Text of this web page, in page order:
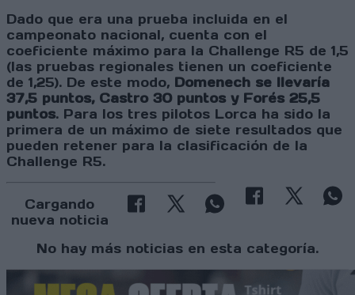
Dado que era una prueba incluida en el
campeonato nacional, cuenta con el
coeficiente máximo para la Challenge R5 de 1,5
(las pruebas regionales tienen un coeficiente
de 1,25). De este modo, Domenech se llevaría
37,5 puntos, Castro 30 puntos y Forés 25,5
puntos. Para los tres pilotos Lorca ha sido la
primera de un máximo de siete resultados que
pueden retener para la clasificación de la
Challenge R5.
Cargando
nueva noticia
No hay más noticias en esta categoría.